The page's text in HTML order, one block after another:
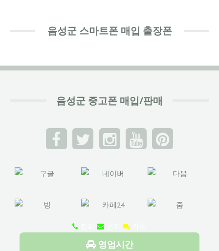
음성군 스마트폰 매입 출장폰
음성군 중고폰 매입/판매
영업시간